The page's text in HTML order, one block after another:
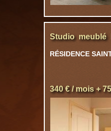
Studio meublé
RÉSIDENCE
340 € / mois +